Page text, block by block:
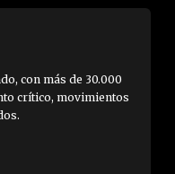
con más de 30.000
crítico, movimientos